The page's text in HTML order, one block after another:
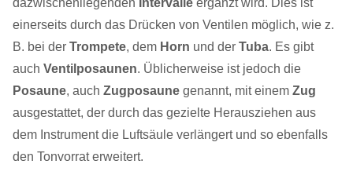
dazwischenliegenden Intervalle ergänzt wird. Dies ist
einerseits durch das Drücken von Ventilen möglich, wie z.
B. bei der Trompete, dem Horn und der Tuba. Es gibt
auch Ventilposaunen. Üblicherweise ist jedoch die
Posaune, auch Zugposaune genannt, mit einem Zug
ausgestattet, der durch das gezielte Herausziehen aus
dem Instrument die Luftsäule verlängert und so ebenfalls
den Tonvorrat erweitert.